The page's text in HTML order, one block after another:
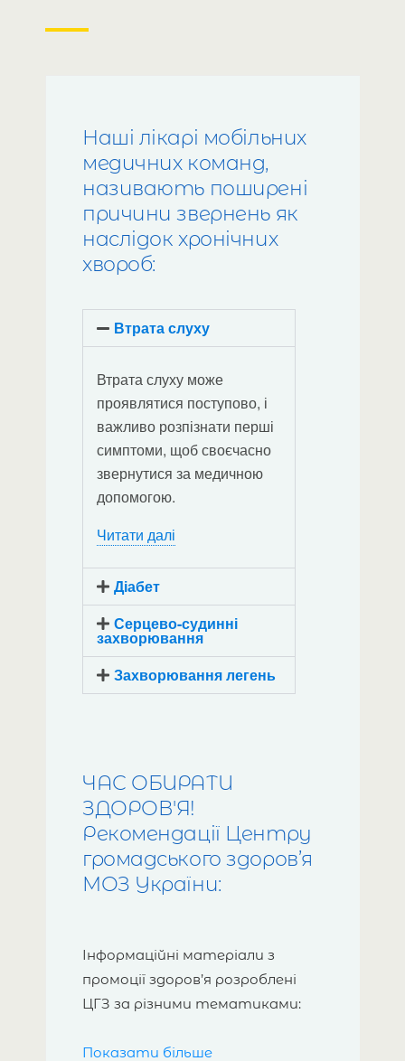
Наші лікарі мобільних
медичних команд,
називають поширені
причини звернень як
наслідок хронічних
хвороб:
Втрата слуху
Втрата слуху може
проявлятися поступово, і
важливо розпізнати перші
симптоми, щоб своєчасно
звернутися за медичною
допомогою.
Читати далі
Діабет
Серцево-судинні
захворювання
Захворювання легень
ЧАС ОБИРАТИ
ЗДОРОВ'Я!
Рекомендації Центру
громадського здоров’я
МОЗ України:
Інформаційні матеріали з
промоції здоров’я розроблені
ЦГЗ за різними тематиками:
Показати більше